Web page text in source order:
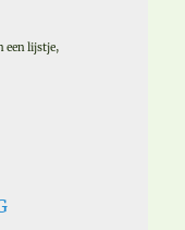
een lijstje,